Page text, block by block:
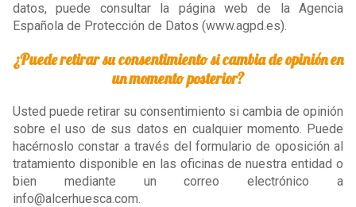
datos, puede consultar la página web de la Agencia
Española de Protección de Datos (www.agpd.es).
¿Puede retirar su consentimiento si cambia de opinión en
un momento posterior?
Usted puede retirar su consentimiento si cambia de opinión
sobre el uso de sus datos en cualquier momento. Puede
hacérnoslo constar a través del formulario de oposición al
tratamiento disponible en las oficinas de nuestra entidad o
bien mediante un correo electrónico a
info@alcerhuesca.com.